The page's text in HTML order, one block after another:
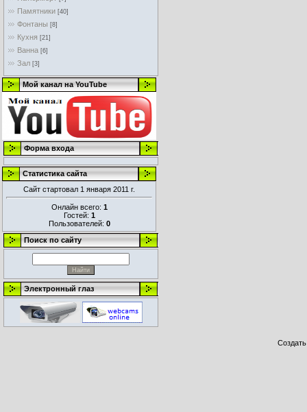
Памятники [40]
Фонтаны [8]
Кухня [21]
Ванна [6]
Зал [3]
Мой канал на YouTube
Форма входа
Статистика сайта
Сайт стартовал 1 января 2011 г.
Онлайн всего: 1
Гостей: 1
Пользователей: 0
Поиск по сайту
Электронный глаз